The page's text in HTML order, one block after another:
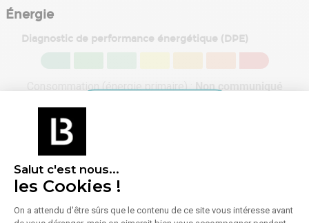
Salut c'est nous...
les Cookies !
On a attendu d'être sûrs que le contenu de ce site vous intéresse avant
Énergie
Diagnostic de performance énergétique (DPE)
Consommation (énergie primaire) :Non communiqué
Indice d'émission de gaz à effet de serre (GES)
Émissions :